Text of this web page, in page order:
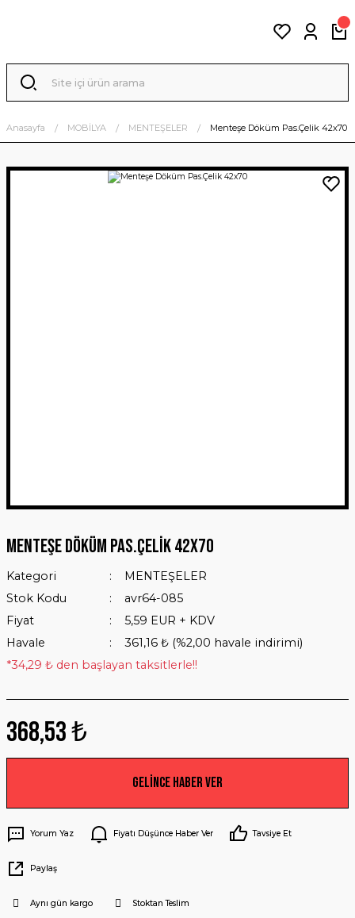
Anasayfa MOBİLYA MENTEŞELER Menteşe Döküm Pas.Çelik 42x70
Menteşe Döküm Pas.Çelik 42x70
Kategori
MENTEŞELER
Stok Kodu
avr64-085
Fiyat
5,59 EUR + KDV
Havale
361,16 ₺ (%2,00 havale indirimi)
*34,29 ₺ den başlayan taksitlerle!!
368,53 ₺
Gelince Haber Ver
Yorum Yaz Fiyatı Düşünce Haber Ver Tavsiye Et
Paylaş
Aynı gün kargo Stoktan Teslim